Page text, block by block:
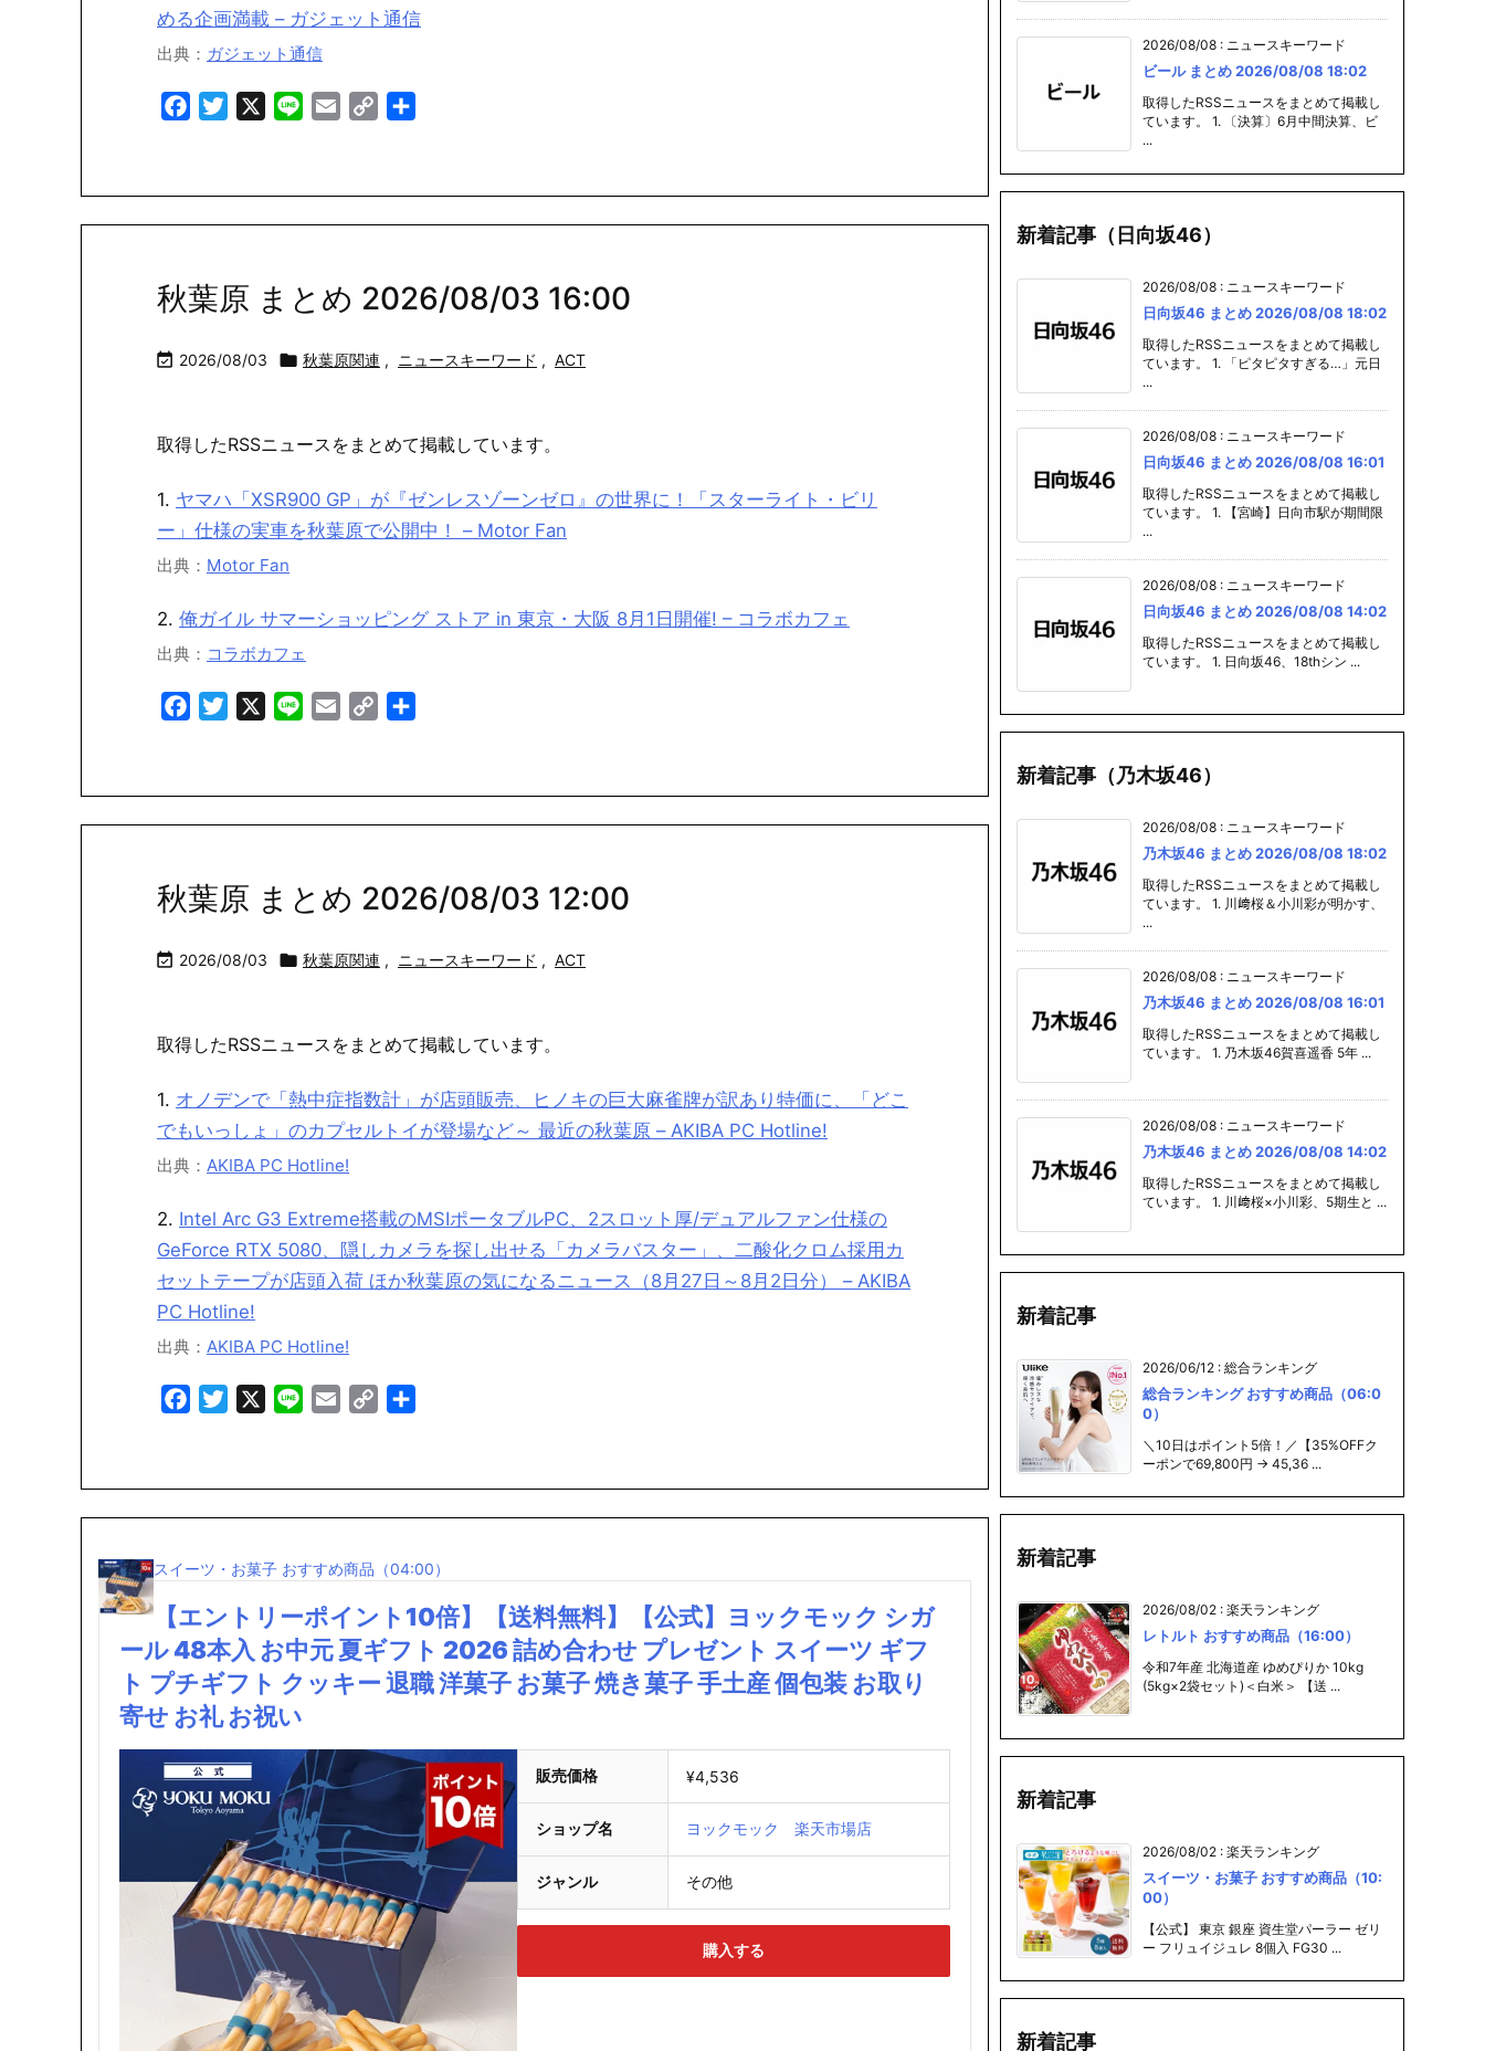
める企画満載 – ガジェット通信
出典： ガジェット通信
FacebookTwitter Line Email
Copy
秋葉原 まとめ 2026/08/03 16:00
 2026/08/03  秋葉原関連 , ニュースキーワード , ACT
取得したRSSニュースをまとめて掲載しています。
1. ヤマハ「XSR900 GP」が『ゼンレスゾーンゼロ』の世界に！「スターライト・ビリ
ー」仕様の実車を秋葉原で公開中！ – Motor Fan
出典： Motor Fan
2. 俺ガイル サマーショッピング ストア in 東京・大阪 8月1日開催! – コラボカフェ
出典： コラボカフェ
FacebookTwitter Line Email
Copy
秋葉原 まとめ 2026/08/03 12:00
 2026/08/03  秋葉原関連 , ニュースキーワード , ACT
取得したRSSニュースをまとめて掲載しています。
1. オノデンで「熱中症指数計」が店頭販売、ヒノキの巨大麻雀牌が訳あり特価に、「どこ
でもいっしょ」のカプセルトイが登場など～ 最近の秋葉原 – AKIBA PC Hotline!
出典： AKIBA PC Hotline!
2. Intel Arc G3 Extreme搭載のMSIポータブルPC、2スロット厚/デュアルファン仕様の
GeForce RTX 5080、隠しカメラを探し出せる「カメラバスター」、二酸化クロム採用カ
セットテープが店頭入荷 ほか秋葉原の気になるニュース（8月27日～8月2日分） – AKIBA
PC Hotline!
出典： AKIBA PC Hotline!
FacebookTwitter Line Email
Copy
スイーツ・お菓子 おすすめ商品（04:00）
【エントリーポイント10倍】【送料無料】【公式】ヨックモック シガ
ール 48本入 お中元 夏ギフト 2026 詰め合わせ プレゼント スイーツ ギフ
ト プチギフト クッキー 退職 洋菓子 お菓子 焼き菓子 手土産 個包装 お取り
寄せ お礼 お祝い
販売価格 ¥4,536
ショップ名 ヨックモック 楽天市場店
ジャンル その他
購入する
2026/08/08 : ニュースキーワード
ビール まとめ 2026/08/08 18:02
取得したRSSニュースをまとめて掲載し
ています。 1. 〔決算〕6月中間決算、ビ
...
新着記事（日向坂46）
2026/08/08 : ニュースキーワード
日向坂46 まとめ 2026/08/08 18:02
取得したRSSニュースをまとめて掲載し
ています。 1. 「ピタピタすぎる…」元日
...
2026/08/08 : ニュースキーワード
日向坂46 まとめ 2026/08/08 16:01
取得したRSSニュースをまとめて掲載し
ています。 1. 【宮崎】日向市駅が期間限
...
2026/08/08 : ニュースキーワード
日向坂46 まとめ 2026/08/08 14:02
取得したRSSニュースをまとめて掲載し
ています。 1. 日向坂46、18thシン ...
新着記事（乃木坂46）
2026/08/08 : ニュースキーワード
乃木坂46 まとめ 2026/08/08 18:02
取得したRSSニュースをまとめて掲載し
ています。 1. 川﨑桜＆小川彩が明かす、
...
2026/08/08 : ニュースキーワード
乃木坂46 まとめ 2026/08/08 16:01
取得したRSSニュースをまとめて掲載し
ています。 1. 乃木坂46賀喜遥香 5年 ...
2026/08/08 : ニュースキーワード
乃木坂46 まとめ 2026/08/08 14:02
取得したRSSニュースをまとめて掲載し
ています。 1. 川﨑桜×小川彩、5期生と ...
新着記事
2026/06/12 : 総合ランキング
総合ランキング おすすめ商品（06:0
0）
＼10日はポイント5倍！／【35%OFFク
ーポンで69,800円 → 45,36 ...
新着記事
2026/08/02 : 楽天ランキング
レトルト おすすめ商品（16:00）
令和7年産 北海道産 ゆめぴりか 10kg
(5kg×2袋セット)＜白米＞ 【送 ...
新着記事
2026/08/02 : 楽天ランキング
スイーツ・お菓子 おすすめ商品（10:
00）
【公式】 東京 銀座 資生堂パーラー ゼリ
ー フリュイジュレ 8個入 FG30 ...
新着記事